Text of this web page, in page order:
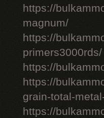
https://
magnum/
https://
primers3000rds/
https://
https://
grain-total-
https://